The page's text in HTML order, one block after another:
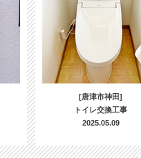
[唐津市神田]
トイレ交換工事
2025.05.09